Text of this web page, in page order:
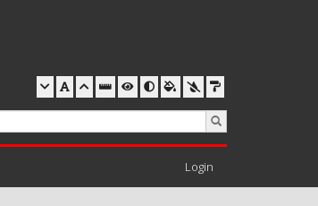
Login